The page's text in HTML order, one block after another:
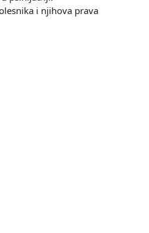
i njihova prava